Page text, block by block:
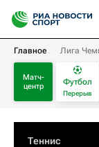
Главное Лига
Матч-
центр
Футбол
Перерыв
Теннис